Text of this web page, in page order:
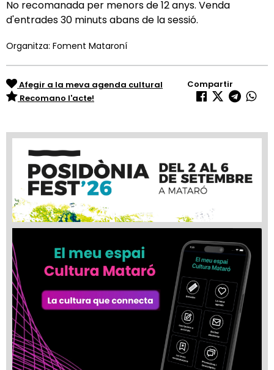
No recomanada per menors de 12 anys. Venda
d'entrades 30 minuts abans de la sessió.
Organitza: Foment Mataroní
Afegir a la meva agenda cultural
Recomano l'acte!
Compartir